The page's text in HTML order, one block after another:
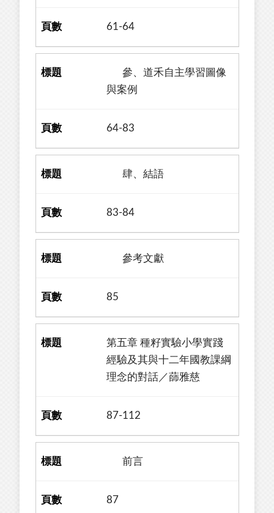
61-64
參、道禾自主學習圖像
與案例
64-83
肆、結語
83-84
參考文獻
85
第五章 種籽實驗小學實踐
經驗及其與十二年國教課綱
理念的對話／蒒雅慈
87-112
前言
87